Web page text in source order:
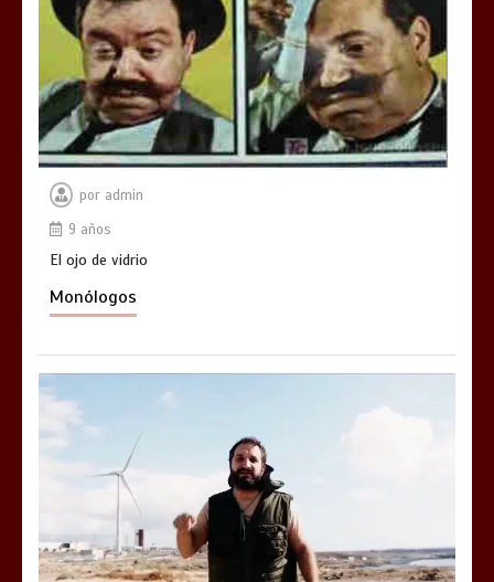
por admin
9 años
El ojo de vidrio
Monólogos